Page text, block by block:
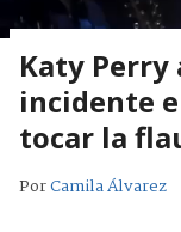
Katy Perry
incidente
tocar la
PorCamila Álvarez